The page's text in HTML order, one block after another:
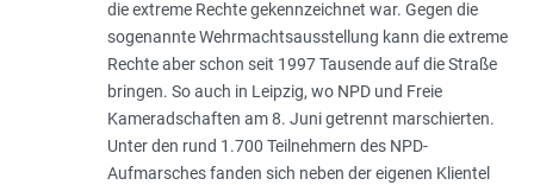
die extreme Rechte gekennzeichnet war. Gegen die
sogenannte Wehrmachtsausstellung kann die extreme
Rechte aber schon seit 1997 Tausende auf die Straße
bringen. So auch in Leipzig, wo NPD und Freie
Kameradschaften am 8. Juni getrennt marschierten.
Unter den rund 1.700 Teilnehmern des NPD-
Aufmarsches fanden sich neben der eigenen Klientel